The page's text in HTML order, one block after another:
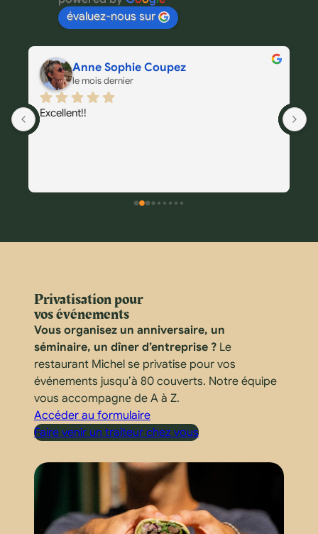
évaluez-nous sur
Anne Sophie Coupez
le mois dernier
Excellent!!
Privatisation pour
vos événements
Vous organisez un anniversaire, un
séminaire, un dîner d’entreprise ? Le
restaurant Michel se privatise pour vos
événements jusqu’à 80 couverts. Notre équipe
vous accompagne de A à Z.
Accéder au formulaire
Faire venir un traiteur chez vous